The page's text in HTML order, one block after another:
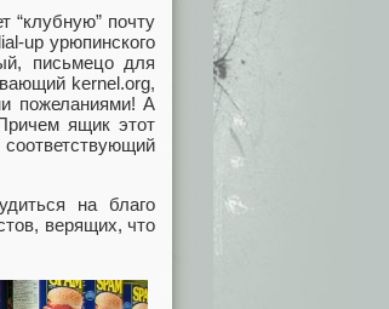
“клубную” почту
up урюпинского
письмецо для
kernel.org,
пожеланиями! А
ящик этот
соответствующий
на благо
верящих, что